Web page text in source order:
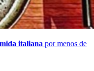
italiana por menos de